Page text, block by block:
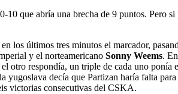
10 que abría una brecha de 9 puntos. Pero
los últimos tres minutos el marcador,
y el norteamericano Sonny Weems.
otro respondía, un triple de cada uno
decía que Partizan haría falta
victorias consecutivas del CSKA.